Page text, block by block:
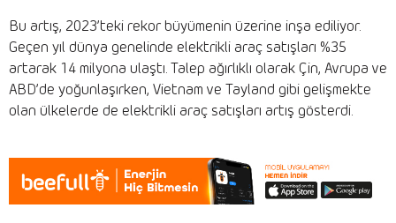
Bu artış, 2023’teki rekor büyümenin üzerine inşa ediliyor.
Geçen yıl dünya genelinde elektrikli araç satışları %35
artarak 14 milyona ulaştı. Talep ağırlıklı olarak Çin, Avrupa ve
ABD’de yoğunlaşırken, Vietnam ve Tayland gibi gelişmekte
olan ülkelerde de elektrikli araç satışları artış gösterdi.